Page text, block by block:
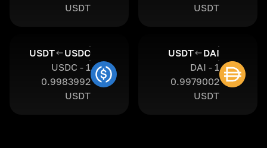
USDT
USDT
DAI
USDT
1 DAI -
0.9979002
USDT
USDC
USDT
1 USDC -
0.9983992
USDT